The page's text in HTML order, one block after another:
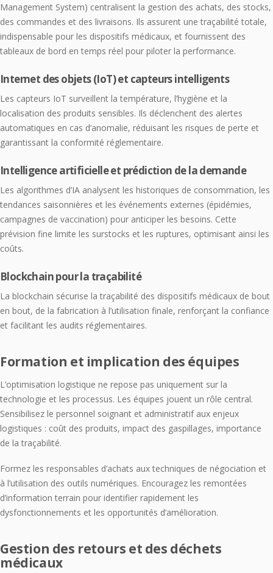
Management System) centralisent la gestion des achats, des stocks,
des commandes et des livraisons. Ils assurent une traçabilité totale,
indispensable pour les dispositifs médicaux, et fournissent des
tableaux de bord en temps réel pour piloter la performance.
Internet des objets (IoT) et capteurs intelligents
Les capteurs IoT surveillent la température, l’hygiène et la
localisation des produits sensibles. Ils déclenchent des alertes
automatiques en cas d’anomalie, réduisant les risques de perte et
garantissant la conformité réglementaire.
Intelligence artificielle et prédiction de la demande
Les algorithmes d’IA analysent les historiques de consommation, les
tendances saisonnières et les événements externes (épidémies,
campagnes de vaccination) pour anticiper les besoins. Cette
prévision fine limite les surstocks et les ruptures, optimisant ainsi les
coûts.
Blockchain pour la traçabilité
La blockchain sécurise la traçabilité des dispositifs médicaux de bout
en bout, de la fabrication à l’utilisation finale, renforçant la confiance
et facilitant les audits réglementaires.
Formation et implication des équipes
L’optimisation logistique ne repose pas uniquement sur la
technologie et les processus. Les équipes jouent un rôle central.
Sensibilisez le personnel soignant et administratif aux enjeux
logistiques : coût des produits, impact des gaspillages, importance
de la traçabilité.
Formez les responsables d’achats aux techniques de négociation et
à l’utilisation des outils numériques. Encouragez les remontées
d’information terrain pour identifier rapidement les
dysfonctionnements et les opportunités d’amélioration.
Gestion des retours et des déchets
médicaux